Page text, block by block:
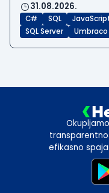
31.08.2026.
C# SQL
SQL Server
Umbraco
efikasno